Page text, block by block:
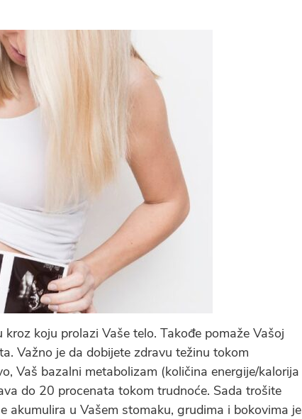
koju prolazi Vaše telo. Takođe pomaže Vašoj
Važno je da dobijete zdravu težinu tokom
Vaš bazalni metabolizam (količina energije/kalorija
do 20 procenata tokom trudnoće. Sada trošite
akumulira u Vašem stomaku, grudima i bokovima je